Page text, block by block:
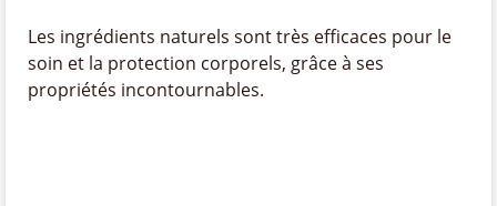
Les ingrédients naturels sont très efficaces pour le
soin et la protection corporels, grâce à ses
propriétés incontournables.